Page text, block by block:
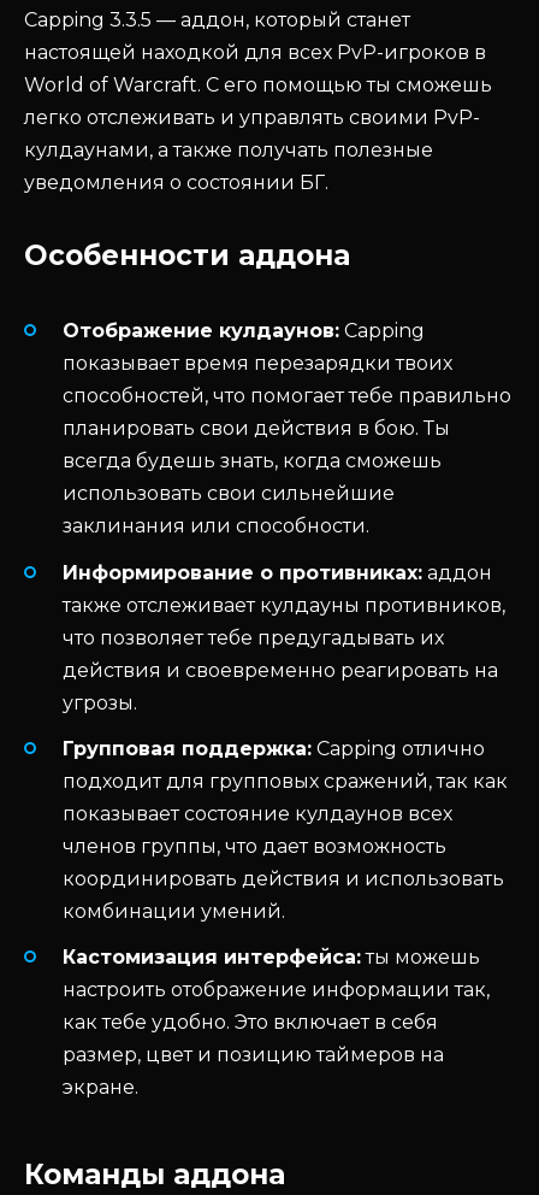
Capping 3.3.5 — аддон, который станет
настоящей находкой для всех PvP-игроков в
World of Warcraft. С его помощью ты сможешь
легко отслеживать и управлять своими PvP-
кулдаунами, а также получать полезные
уведомления о состоянии БГ.
Особенности аддона
Отображение кулдаунов: Capping
показывает время перезарядки твоих
способностей, что помогает тебе правильно
планировать свои действия в бою. Ты
всегда будешь знать, когда сможешь
использовать свои сильнейшие
заклинания или способности.
Информирование о противниках: аддон
также отслеживает кулдауны противников,
что позволяет тебе предугадывать их
действия и своевременно реагировать на
угрозы.
Групповая поддержка: Capping отлично
подходит для групповых сражений, так как
показывает состояние кулдаунов всех
членов группы, что дает возможность
координировать действия и использовать
комбинации умений.
Кастомизация интерфейса:ты можешь
настроить отображение информации так,
как тебе удобно. Это включает в себя
размер, цвет и позицию таймеров на
экране.
Команды аддона